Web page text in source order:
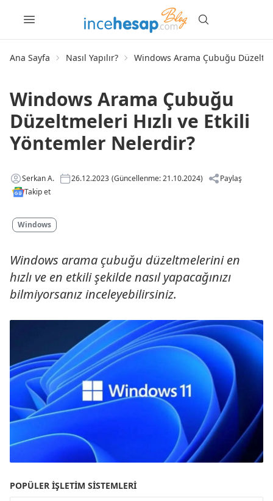
Ana Sayfa Nasıl Yapılır? Windows Arama Çubuğu
Windows Arama Çubuğu
Düzeltmeleri Hızlı ve Etkili
Yöntemler Nelerdir?
Serkan A. 26.12.2023 (Güncellenme: 21.10.2024)
Paylaş
Takip et
Windows
Windows arama çubuğu düzeltmelerini en
hızlı ve en etkili şekilde nasıl yapacağınızı
bilmiyorsanız inceleyebilirsiniz.
POPÜLER İŞLETIM SISTEMLERI